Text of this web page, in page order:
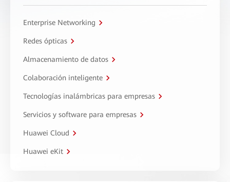
Enterprise Networking
Redes ópticas
Almacenamiento de datos
Colaboración inteligente
Tecnologías inalámbricas para empresas
Servicios y software para empresas
Huawei Cloud
Huawei eKit